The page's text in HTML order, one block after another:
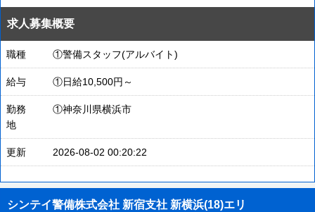
求人募集概要
職種 ①警備スタッフ(アルバイト)
給与 ①日給10,500円～
勤務
地
①神奈川県横浜市
更新 2026-08-02 00:20:22
シンテイ警備株式会社 新宿支社 新横浜(18)エリ